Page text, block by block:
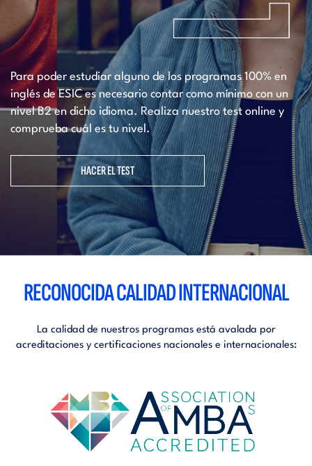
Para poder estudiar alguno de los programas 100% en
inglés de ESIC es necesario contar como mínimo con un
nivel B2 en dicho idioma. Realiza nuestro test online y
comprueba cuál es tu nivel.
HACER EL TEST
RECONOCIDA CALIDAD INTERNACIONAL
La calidad de nuestros programas está avalada por
acreditaciones y certificaciones nacionales e internacionales: